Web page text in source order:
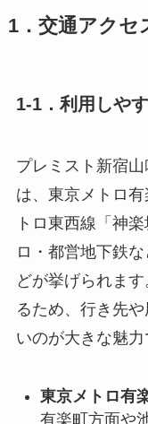
1．交通アクセ
1-1．利用しや
プレミスト新宿
は、東京メトロ
トロ東西線「神
ロ・都営地下鉄
どが挙げられま
るため、行き先
いのが大きな魅力
東京メトロ有
有楽町方面や